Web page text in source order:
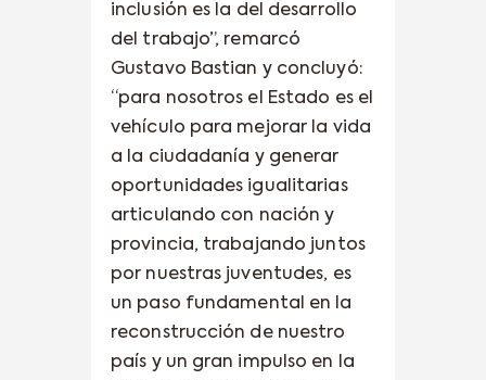
inclusión es la del desarrollo
del trabajo”, remarcó
Gustavo Bastian y concluyó:
“para nosotros el Estado es el
vehículo para mejorar la vida
a la ciudadanía y generar
oportunidades igualitarias
articulando con nación y
provincia, trabajando juntos
por nuestras juventudes, es
un paso fundamental en la
reconstrucción de nuestro
país y un gran impulso en la